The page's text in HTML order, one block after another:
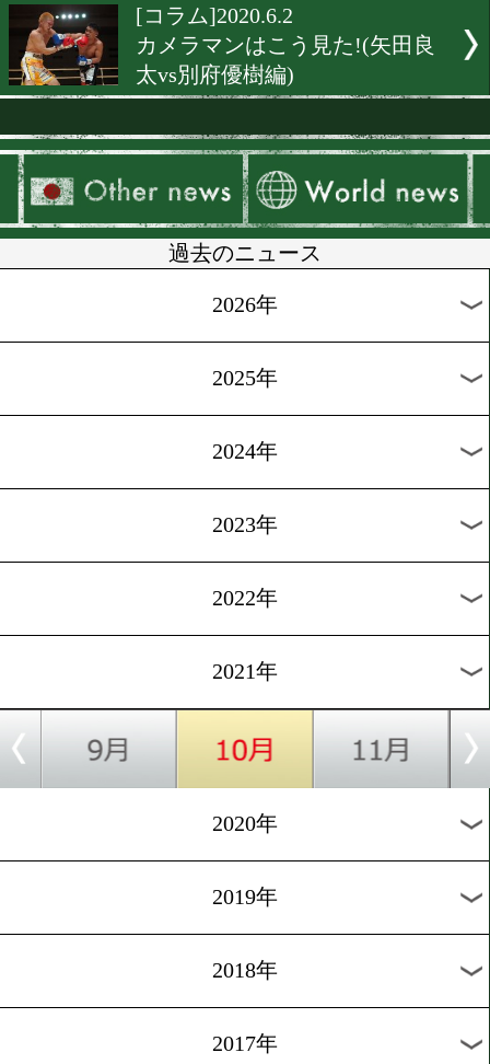
[コラム]2020.6.15
世界のこんなところで試合
ました(南アフリカ編)
[コラム]2020.6.14
外国人選手の活躍を検証す
[コラム]2020.6.9
カメラマンはこう見た!(内
大叶vs小野晃輝編)
[コラム]2020.6.5
証言(佐藤洋太編)
[コラム]2020.6.2
カメラマンはこう見た!(矢
太vs別府優樹編)
過去のニュース
2026年
2025年
2024年